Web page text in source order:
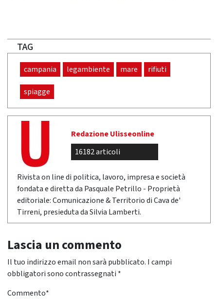
TAG
campania legambiente mare rifiuti
spiagge
Redazione Ulisseonline
16182 articoli
Rivista on line di politica, lavoro, impresa e società
fondata e diretta da Pasquale Petrillo - Proprietà
editoriale: Comunicazione & Territorio di Cava de'
Tirreni, presieduta da Silvia Lamberti.
Lascia un commento
Il tuo indirizzo email non sarà pubblicato. I campi
obbligatori sono contrassegnati *
Commento*